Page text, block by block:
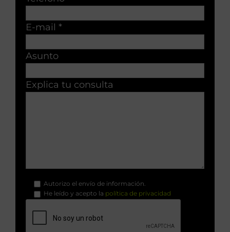
E-mail *
Asunto
Explica tu consulta
Autorizo el envío de información.
He leído y acepto la política de privacidad